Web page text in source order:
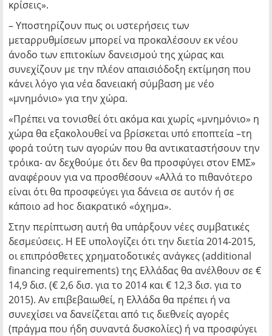
κρίσεις».
– Υποστηρίζουν πως οι υστερήσεις των
μεταρρυθμίσεων μπορεί να προκαλέσουν εκ νέου
άνοδο των επιτοκίων δανεισμού της χώρας και
συνεχίζουν με την πλέον απαισιόδοξη εκτίμηση που
κάνει λόγο για νέα δανειακή σύμβαση με νέο
«μνημόνιο» για την χώρα.
«Πρέπει να τονισθεί ότι ακόμα και χωρίς «μνημόνιο» η
χώρα θα εξακολουθεί να βρίσκεται υπό εποπτεία –τη
φορά τούτη των αγορών που θα αντικαταστήσουν την
τρόικα- αν δεχθούμε ότι δεν θα προσφύγει στον ΕΜΣ»
αναφέρουν για να προσθέσουν «Αλλά το πιθανότερο
είναι ότι θα προσφεύγει για δάνεια σε αυτόν ή σε
κάποιο ad hoc διακρατικό «όχημα».
Στην περίπτωση αυτή θα υπάρξουν νέες συμβατικές
δεσμεύσεις. Η ΕΕ υπολογίζει ότι την διετία 2014-2015,
οι επιπρόσθετες χρηματοδοτικές ανάγκες (additional
financing requirements) της Ελλάδας θα ανέλθουν σε €
14,9 δισ. (€ 2,6 δισ. για το 2014 και € 12,3 δισ. για το
2015). Αν επιβεβαιωθεί, η Ελλάδα θα πρέπει ή να
συνεχίσει να δανείζεται από τις διεθνείς αγορές
(πράγμα που ήδη συναντά δυσκολίες) ή να προσφύγει